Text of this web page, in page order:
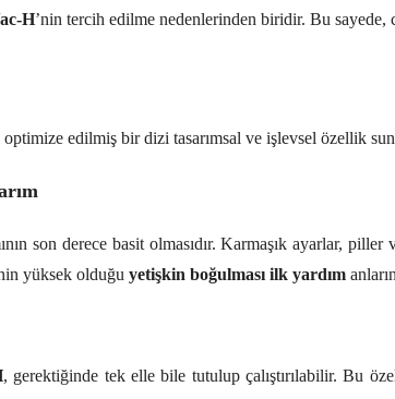
H’nin tercih edilme nedenlerinden biridir. Bu
edilmiş bir dizi tasarımsal ve işlevsel özellik
son derece basit olmasıdır. Karmaşık ayarlar,
yüksek olduğu yetişkin boğulması ilk yardım
, gerektiğinde tek elle bile tutulup çalıştırılabilir. Bu